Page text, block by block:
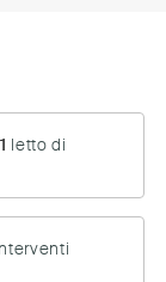
1 letto di